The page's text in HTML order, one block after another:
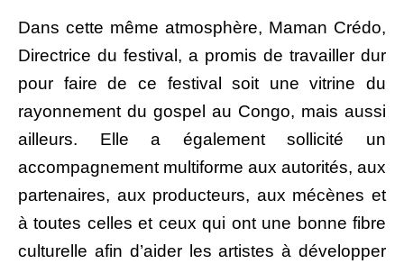
Dans cette même atmosphère, Maman Crédo,
Directrice du festival, a promis de travailler dur
pour faire de ce festival soit une vitrine du
rayonnement du gospel au Congo, mais aussi
ailleurs. Elle a également sollicité un
accompagnement multiforme aux autorités, aux
partenaires, aux producteurs, aux mécènes et
à toutes celles et ceux qui ont une bonne fibre
culturelle afin d’aider les artistes à développer